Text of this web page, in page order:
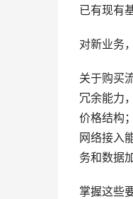
已有现有
对新业务
关于购买
冗余能力
价格结构
网络接入
务和数据
掌握这些